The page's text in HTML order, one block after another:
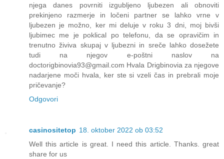
njega danes povrniti izgubljeno ljubezen ali obnoviti
prekinjeno razmerje in ločeni partner se lahko vrne v
ljubezen je možno, ker mi deluje v roku 3 dni, moj bivši
ljubimec me je poklical po telefonu, da se opravičim in
trenutno živiva skupaj v ljubezni in sreče lahko dosežete
tudi na njegov e-poštni naslov na
doctorigbinovia93@gmail.com Hvala Drigbinovia za njegove
nadarjene moči hvala, ker ste si vzeli čas in prebrali moje
pričevanje?
Odgovori
casinositetop 18. oktober 2022 ob 03:52
Well this article is great. I need this article. Thanks. great
share for us